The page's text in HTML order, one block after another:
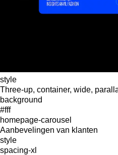
style
Three-up, container, wide,
background
#fff
homepage-carousel
Aanbevelingen van klanten
style
spacing-xl